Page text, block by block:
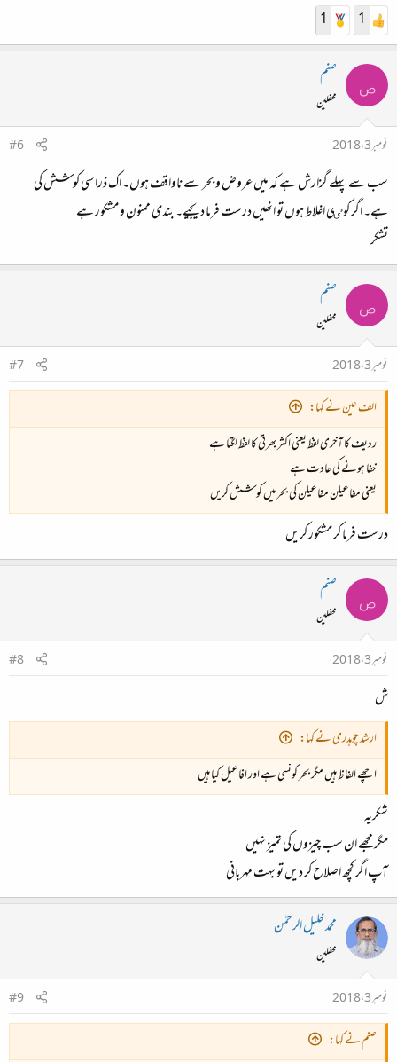
1
1
ص صنم
محفلین
نومبر 3، 2018
#6
سب سے پہلے گزارش ہے کہ میں عروض و بحر سے ناواقف ہوں۔ اک ذرا سی کوشش کی
ہے۔ اگر کوٸی اغلاط ہوں تو انھیں درست فرما دیجیے۔ بندی ممنون و مشکور ہے
تشکر
ص صنم
محفلین
نومبر 3، 2018
#7
الف عین نے کہا:
ردیف کا آخری لفظ یعنی اکثر بھرتی کا لفظ لگتا ہے
خفا ہونے کی عادت ہے
یعنی مفاعیلن مفاعیلن کی بحر میں کوشش کریں
درست فرما کر مشکور کریں
ص صنم
محفلین
نومبر 3، 2018
#8
ش
ارشد چوہدری نے کہا:
اچھے الفاظ ہیں مگر بحر کونسی ہے اور افاعیل کیا ہیں
شکریہ
مگر مجھے ان سب چیزوں کی تمیز نہیں
آپ اگر کچھ اصلاح کر دیں تو بہت مہربانی
محمد خلیل الرحمٰن
محفلین
نومبر 3، 2018
#9
صنم نے کہا: